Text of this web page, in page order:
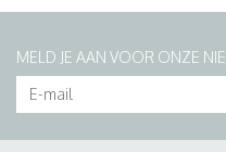
MELD JE AAN VOOR ONZE